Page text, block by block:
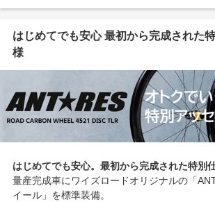
はじめてでも安心 最初から完成された
様
はじめてでも安心。最初から完成された特別
量産完成車にワイズロードオリジナルの「
イール」を標準装備。